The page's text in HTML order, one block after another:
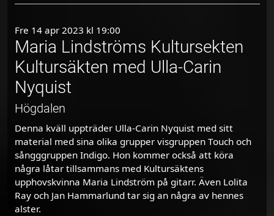
Fre 14 apr 2023 kl 19:00
Maria Lindströms Kultursekten
Kultursäkten med Ulla-Carin
Nyquist
Högdalen
Denna kväll uppträder Ulla-Carin Nyquist med sitt
material med sina olika grupper visgruppen Touch och
sångggruppen Indigo. Hon kommer också att köra
några låtar tillsammans med Kultursäktens
upphovskvinna Maria Lindström på gitarr. Även Lolita
Ray och Jan Hammarlund tar sig an några av hennes
alster.